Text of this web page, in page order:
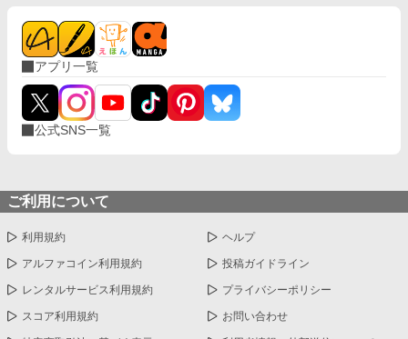
アプリ一覧
公式SNS一覧
ご利用について
利用規約 ヘルプ
アルファコイン利用規約 投稿ガイドライン
レンタルサービス利用規約 プライバシーポリシー
スコア利用規約 お問い合わせ